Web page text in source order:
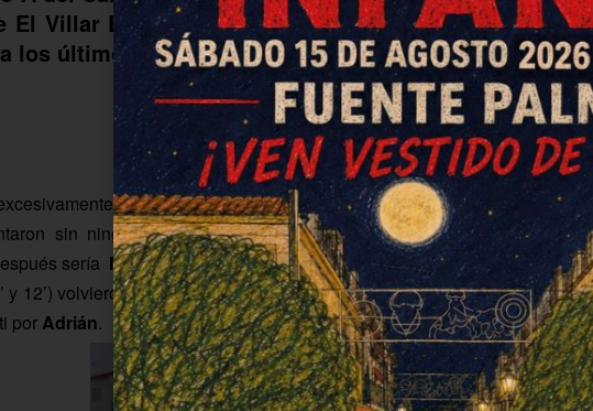
El Villar B en un partido emocionante en el marcador
los últimos diez minutos.
relajado y se vió sorprendido en los primeros compases por
sin ningún cambio en el banquillo. A los cinco minutos abrió el
sería Miguelquién anotó el 0-2 favorable a El Villar. Pero la alegría
y 12’) volvieron las tablas al marcador, con un gol en propia puerta de Iván
por Adrián.